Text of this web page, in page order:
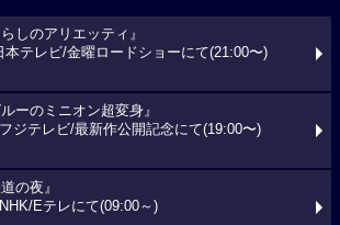
らしのアリエッティ』
本テレビ/金曜ロードショーにて(21:00〜)
ルーのミニオン超変身』
ジテレビ/最新作公開記念にて(19:00〜)
の夜』
Eテレにて(09:00～)